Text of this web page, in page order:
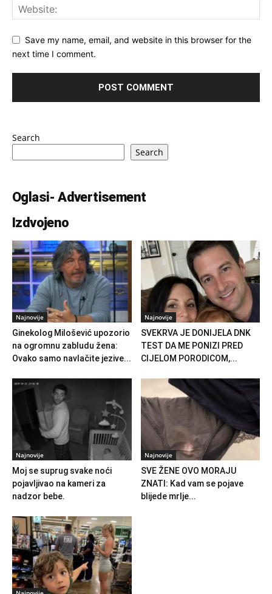
Save my name, email, and website in this browser for the
next time I comment.
Search
Search
Oglasi- Advertisement
Izdvojeno
Najnovije
Ginekolog Milošević upozorio
na ogromnu zabludu žena:
Ovako samo navlačite jezive...
Najnovije
SVEKRVA JE DONIJELA DNK
TEST DA ME PONIZI PRED
CIJELOM PORODICOM,...
Najnovije
Moj se suprug svake noći
pojavljivao na kameri za
nadzor bebe.
Najnovije
SVE ŽENE OVO MORAJU
ZNATI: Kad vam se pojave
blijede mrlje...